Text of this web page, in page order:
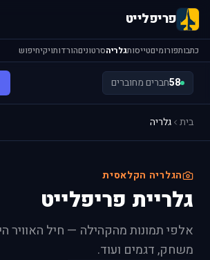
פריפלייט
כתבותפורומיםטייסותגלריהסרטוניםהורדותויקיחיפוש
58חברים מחוברים
בית גלריה
הגלריה הקלאסית
גלריית פריפלייט
אלפי תמונות מהקהילה — חיל האוויר
משחק, דגמים ועוד.